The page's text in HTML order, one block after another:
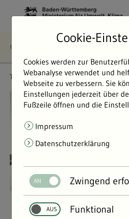
Themen Bodenschutz & Geologie
Bodenschutz &
Cookie-
Cookies werden zur
Webanalyse verwendet und
Webseite zu verbessern. Sie
Einstellungen jederzeit über
Fußzeile öffnen und die
Impressum
Datenschutzerklärung
Zwingend
Funktional